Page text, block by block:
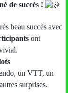
de succès !
beau succès avec
ont
un VTT, un
surprises.